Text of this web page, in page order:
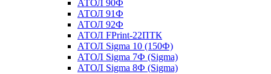
АТОЛ 90Ф
АТОЛ 91Ф
АТОЛ 92Ф
АТОЛ FPrint-22ПТК
АТОЛ Sigma 10 (150Ф)
АТОЛ Sigma 7Ф (Sigma)
АТОЛ Sigma 8Ф (Sigma)